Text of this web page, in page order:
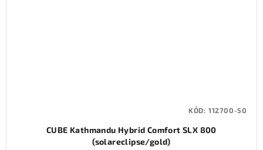
CUBE Kathmandu Hybrid Comfort SLX 800
(solareclipse/gold)
KÓD: 112700-50